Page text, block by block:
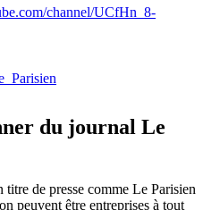
channel/UCfHn_8-
du journal Le
de presse comme Le Parisien
peuvent être entreprises à tout